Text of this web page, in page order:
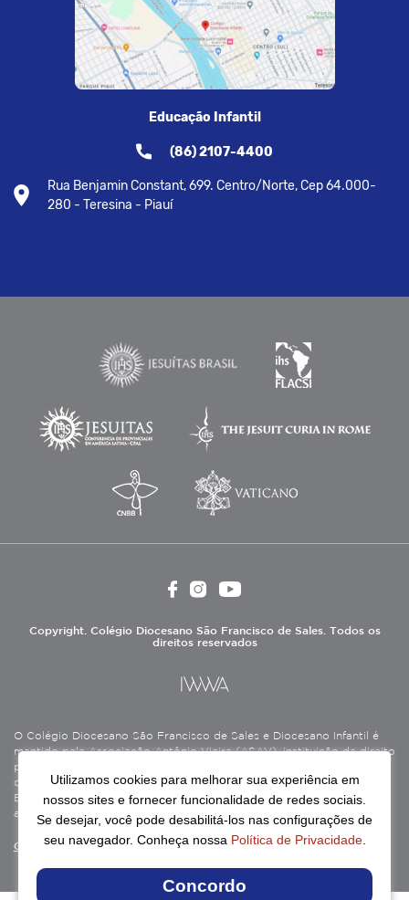
Educação Infantil
(86) 2107-4400
Rua Benjamin Constant, 699. Centro/Norte, Cep 64.000-
280 - Teresina - Piauí
Copyright. Colégio Diocesano São Francisco de Sales. Todos os
direitos reservados
O Colégio Diocesano São Francisco de Sales e Diocesano Infantil é
mantido pela Associação Antônio Vieira (ASAV), instituição de direito
privado sem fins lucrativos, filantrópica, de natureza educativa,
cultural, assistencial e beneficente, certificada como Entidade
Beneficente de Assistência Social (CEBAS), nas áreas de educação e
assistência social.
Continue lendo
Utilizamos cookies para melhorar sua experiência em
nossos sites e fornecer funcionalidade de redes sociais.
Se desejar, você pode desabilitá-los nas configurações de
seu navegador. Conheça nossa Política de Privacidade.
Concordo